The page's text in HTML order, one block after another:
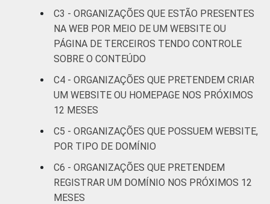
assistência
social
22 78
Outros 18 81
Fonte: CGI.br/NIC.br, Centro Regional de
Estudos para o Desenvolvimento da
Sociedade da Informação (Cetic.br),
Pesquisa sobre o uso das Tecnologias de
Informação e Comunicação nas organizações
Organizações Sem Fins Lucrativos 2016
C3 - ORGANIZAÇÕES QUE ESTÃO PRESENTES
NA WEB POR MEIO DE UM WEBSITE OU
PÁGINA DE TERCEIROS TENDO CONTROLE
SOBRE O CONTEÚDO
C4 - ORGANIZAÇÕES QUE PRETENDEM CRIAR
UM WEBSITE OU HOMEPAGE NOS PRÓXIMOS
12 MESES
C5 - ORGANIZAÇÕES QUE POSSUEM WEBSITE,
POR TIPO DE DOMÍNIO
C6 - ORGANIZAÇÕES QUE PRETENDEM
REGISTRAR UM DOMÍNIO NOS PRÓXIMOS 12
MESES